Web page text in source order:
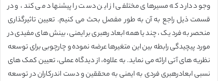
وجود دارد که مسیرهای مختلفی از این دست را پیشنهاد می کند، و در
قسمت ذیل راجع به آن به طور مفصل بحث می کنیم. تعیین تاثیرگذاری
منحصر به فرد یک ، چند یا همه ابعاد رهبری بر ایمنی، بینش های مفیدی در
مورد پیچیدگی رابطه بین این متغیرها عرضه نموده و چارچوبی برای توسعه
نظریه های آتی ارائه می نماید. به علاوه، از دیدگاه عملی، تعیین کمک های
نسبی ابعادرهبری فردی به ایمنی به محققین و دست اندرکاران در توسعه